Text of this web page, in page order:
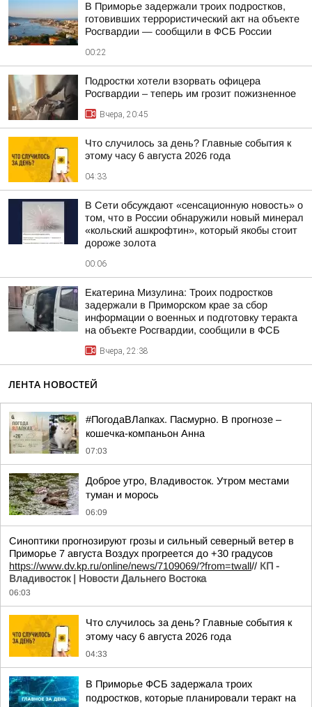
В Приморье задержали троих подростков,
готовивших террористический акт на объекте
Росгвардии — сообщили в ФСБ России
00:22
Подростки хотели взорвать офицера
Росгвардии – теперь им грозит пожизненное
Вчера, 20:45
Что случилось за день? Главные события к
этому часу 6 августа 2026 года
04:33
В Сети обсуждают «сенсационную новость» о
том, что в России обнаружили новый минерал
«кольский ашкрофтин», который якобы стоит
дороже золота
00:06
Екатерина Мизулина: Троих подростков
задержали в Приморском крае за сбор
информации о военных и подготовку теракта
на объекте Росгвардии, сообщили в ФСБ
Вчера, 22:38
ЛЕНТА НОВОСТЕЙ
#ПогодаВЛапках. Пасмурно. В прогнозе –
кошечка-компаньон Анна
07:03
Доброе утро, Владивосток. Утром местами
туман и морось
06:09
Синоптики прогнозируют грозы и сильный северный ветер в
Приморье 7 августа Воздух прогреется до +30 градусов
https://www.dv.kp.ru/online/news/7109069/?from=twall// КП -
Владивосток | Новости Дальнего Востока
06:03
Что случилось за день? Главные события к
этому часу 6 августа 2026 года
04:33
В Приморье ФСБ задержала троих
подростков, которые планировали теракт на